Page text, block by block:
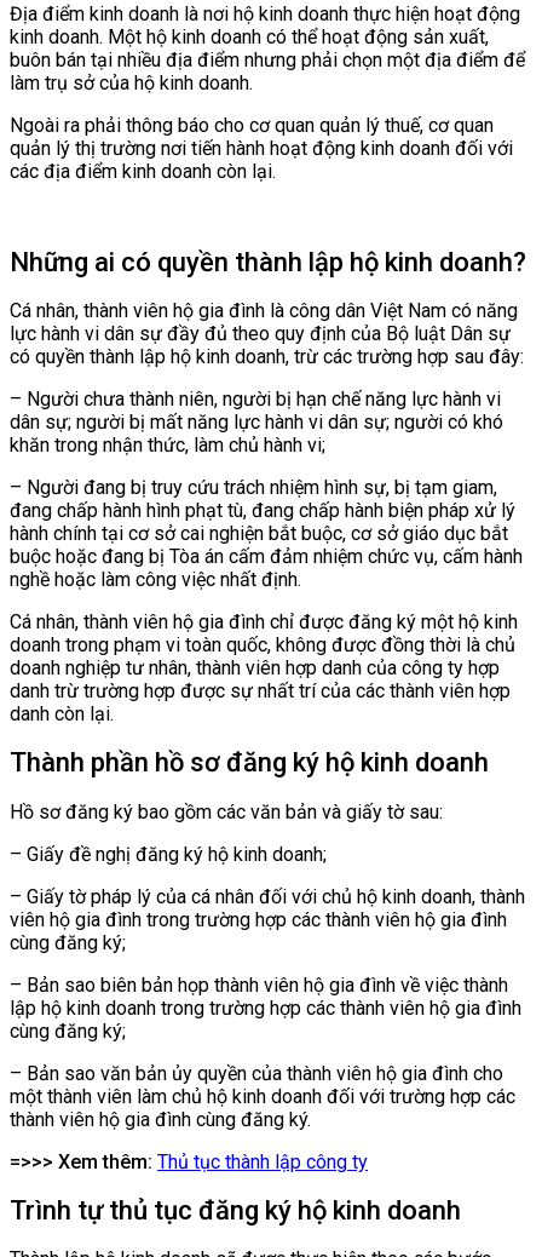
Địa điểm kinh doanh là nơi hộ kinh doanh thực hiện hoạt động
kinh doanh. Một hộ kinh doanh có thể hoạt động sản xuất,
buôn bán tại nhiều địa điểm nhưng phải chọn một địa điểm để
làm trụ sở của hộ kinh doanh.
Ngoài ra phải thông báo cho cơ quan quản lý thuế, cơ quan
quản lý thị trường nơi tiến hành hoạt động kinh doanh đối với
các địa điểm kinh doanh còn lại.
Những ai có quyền thành lập hộ kinh doanh?
Cá nhân, thành viên hộ gia đình là công dân Việt Nam có năng
lực hành vi dân sự đầy đủ theo quy định của Bộ luật Dân sự
có quyền thành lập hộ kinh doanh, trừ các trường hợp sau đây:
– Người chưa thành niên, người bị hạn chế năng lực hành vi
dân sự; người bị mất năng lực hành vi dân sự; người có khó
khăn trong nhận thức, làm chủ hành vi;
– Người đang bị truy cứu trách nhiệm hình sự, bị tạm giam,
đang chấp hành hình phạt tù, đang chấp hành biện pháp xử lý
hành chính tại cơ sở cai nghiện bắt buộc, cơ sở giáo dục bắt
buộc hoặc đang bị Tòa án cấm đảm nhiệm chức vụ, cấm hành
nghề hoặc làm công việc nhất định.
Cá nhân, thành viên hộ gia đình chỉ được đăng ký một hộ kinh
doanh trong phạm vi toàn quốc, không được đồng thời là chủ
doanh nghiệp tư nhân, thành viên hợp danh của công ty hợp
danh trừ trường hợp được sự nhất trí của các thành viên hợp
danh còn lại.
Thành phần hồ sơ đăng ký hộ kinh doanh
Hồ sơ đăng ký bao gồm các văn bản và giấy tờ sau:
– Giấy đề nghị đăng ký hộ kinh doanh;
– Giấy tờ pháp lý của cá nhân đối với chủ hộ kinh doanh, thành
viên hộ gia đình trong trường hợp các thành viên hộ gia đình
cùng đăng ký;
– Bản sao biên bản họp thành viên hộ gia đình về việc thành
lập hộ kinh doanh trong trường hợp các thành viên hộ gia đình
cùng đăng ký;
– Bản sao văn bản ủy quyền của thành viên hộ gia đình cho
một thành viên làm chủ hộ kinh doanh đối với trường hợp các
thành viên hộ gia đình cùng đăng ký.
=>>> Xem thêm: Thủ tục thành lập công ty
Trình tự thủ tục đăng ký hộ kinh doanh